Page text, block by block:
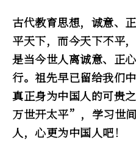
古代教育思想，诚意、
平天下，而今天下不平
是当今世人离诚意、正
行。祖先早已留给我们
真正身为中国人的可贵
万世开太平”，学习世
人，心更为中国人吧！